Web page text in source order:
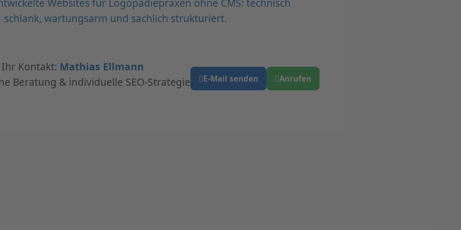
Websites für Logopädiepraxen ohne CMS: technisch
schlank, wartungsarm und sachlich strukturiert.
Ihr Kontakt: Mathias Ellmann
Beratung & individuelle SEO-Strategie
E-Mail senden Anrufen